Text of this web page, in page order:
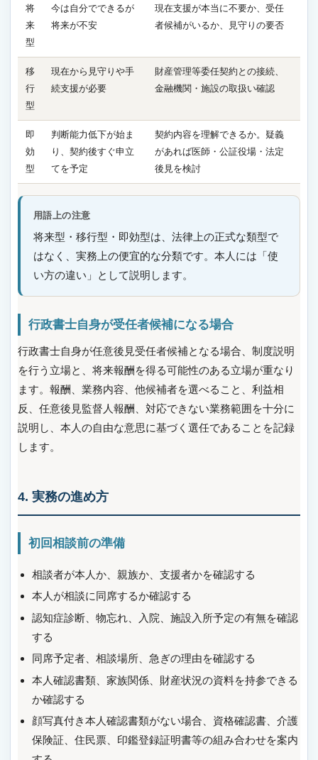
将
来
型
今は自分でできるが
将来が不安
現在支援が本当に不要か、受任
者候補がいるか、見守りの要否
移
行
型
現在から見守りや手
続支援が必要
財産管理等委任契約との接続、
金融機関・施設の取扱い確認
即
効
型
判断能力低下が始ま
り、契約後すぐ申立
てを予定
契約内容を理解できるか。疑義
があれば医師・公証役場・法定
後見を検討
用語上の注意
将来型・移行型・即効型は、法律上の正式な類型で
はなく、実務上の便宜的な分類です。本人には「使
い方の違い」として説明します。
行政書士自身が受任者候補になる場合
行政書士自身が任意後見受任者候補となる場合、制度説明
を行う立場と、将来報酬を得る可能性のある立場が重なり
ます。報酬、業務内容、他候補者を選べること、利益相
反、任意後見監督人報酬、対応できない業務範囲を十分に
説明し、本人の自由な意思に基づく選任であることを記録
します。
4. 実務の進め方
初回相談前の準備
相談者が本人か、親族か、支援者かを確認する
本人が相談に同席するか確認する
認知症診断、物忘れ、入院、施設入所予定の有無を確認
する
同席予定者、相談場所、急ぎの理由を確認する
本人確認書類、家族関係、財産状況の資料を持参できる
か確認する
顔写真付き本人確認書類がない場合、資格確認書、介護
保険証、住民票、印鑑登録証明書等の組み合わせを案内